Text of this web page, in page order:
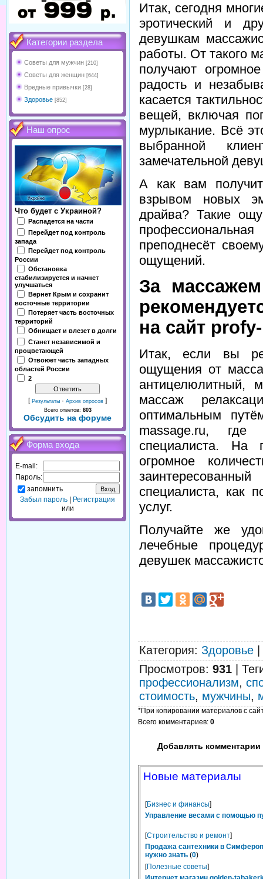
Категории раздела
Советы для мужчин [210]
Советы для женщин [644]
Вредные привычки [28]
Здоровье [852]
Наш опрос
Что будет с Украиной?
Распадется на части
Перейдет под контроль
запада
Перейдет под контроль
России
Обстановка
стабилизируется и начнет
улучшаться
Вернет Крым и сохранит
восточные территории
Потеряет часть восточных
территорий
Обнищает и влезет в долги
Станет независимой и
процветающей
Отвоюет часть западных
областей России
2
[ Результаты · Архив опросов ]
Всего ответов: 803
Обсудить на форуме
Форма входа
E-mail:
Пароль:
запомнить
Забыл пароль
Регистрация
или
Итак, сегодня
эротический и
девушкам
работы. От такого
получают
радость и
касается
вещей, включая
мурлыкание. Всё
выбранной
замечательной
А как вам
взрывом новых
драйва? Такие
преподнесёт
ощущений.
За
на сайт
Итак, если вы
ощущения от
антицелюлитный,
массаж
оптимальным
massage.ru, где
специалиста. На
огромное
специалиста, как
услуг.
Получайте же
лечебные
девушек
Категория: Здоровье
Просмотров: 931
профессионализм,
стоимость, мужчины,
*При копировании материалов с
Всего комментариев: 0
Добавлять комментарии
Новые материалы
[Бизнес и финансы]
Управление весами с помощью
[Строительство и ремонт]
Продажа сантехники в
нужно знать (0)
[Полезные советы]